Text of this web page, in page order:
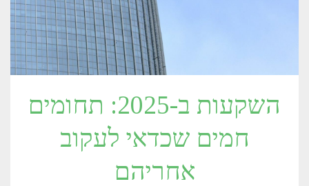
השקעות ב-2025: תחומים
חמים שכדאי לעקוב
אחריהם